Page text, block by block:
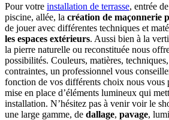
Pour votre installation de terrasse, entrée
piscine, allée, la création de maçonnerie
de jouer avec différentes techniques et
les espaces extérieurs. Aussi bien à la
la pierre naturelle ou reconstituée nous
possibilités. Couleurs, matières,
contraintes, un professionnel vous
fonction de vos différents choix nous vous
mise en place d’éléments lumineux qui
installation. N’hésitez pas à venir voir le
une large gamme, de dallage, pavage,